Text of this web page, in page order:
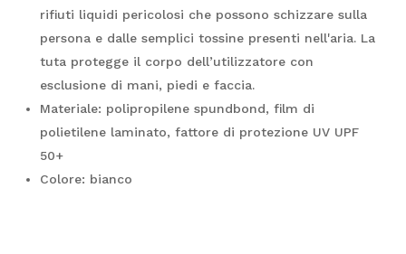
rifiuti liquidi pericolosi che possono schizzare sulla
persona e dalle semplici tossine presenti nell'aria. La
tuta protegge il corpo dell’utilizzatore con
esclusione di mani, piedi e faccia.
Materiale: polipropilene spundbond, film di
polietilene laminato, fattore di protezione UV UPF
50+
Colore: bianco